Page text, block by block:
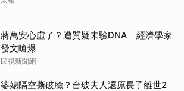
蔣萬安心虛了？遭質疑未驗DNA 經濟學家
發文嗆爆
民視新聞網
婆媳隔空撕破臉？台玻夫人還原長子離世2